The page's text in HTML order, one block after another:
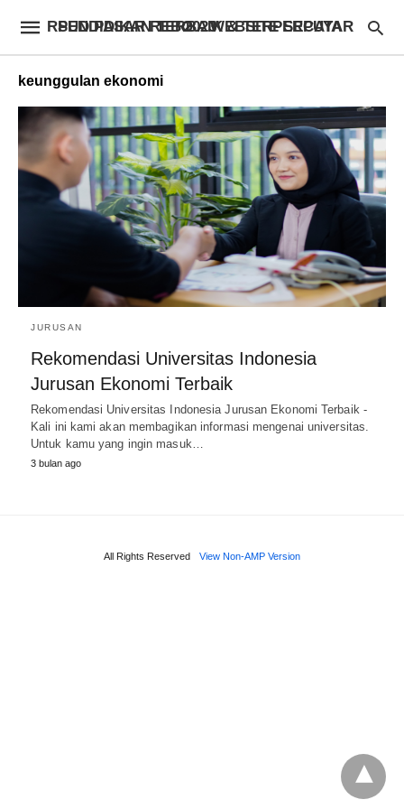
RSUD PASAR REBO – WEBSITE SEPUTAR PENDIDIKAN TERBAIK & TERPERCAYA 2023
keunggulan ekonomi
JURUSAN
Rekomendasi Universitas Indonesia
Jurusan Ekonomi Terbaik
Rekomendasi Universitas Indonesia Jurusan Ekonomi Terbaik -
Kali ini kami akan membagikan informasi mengenai universitas.
Untuk kamu yang ingin masuk…
3 bulan ago
All Rights Reserved View Non-AMP Version